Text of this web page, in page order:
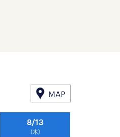
MAP
8/13
（木）